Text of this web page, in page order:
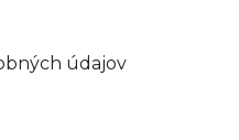
údajov